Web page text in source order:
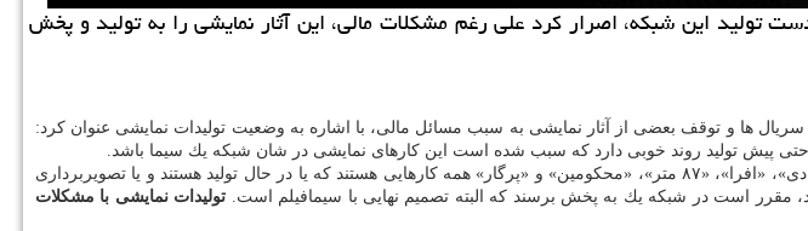
تولید این شبكه، اصرار كرد علی رغم مشكلات مالی، این آثار نمایشی را به تولید و پخش
سریال ها و توقف بعضی از آثار نمایشی به سبب مسائل مالی، با اشاره به وضعیت تولیدات نمایشی عنوان كرد:
حتی پیش تولید روند خوبی دارد كه سبب شده است این كارهای نمایشی در شان شبكه یك سیما باشد.
وی با اشاره به مجموعه های در حال تولید این شبكه اظهار داشت: مجموعه های «نون. خ»، «پایتخت»، «پس از آزادی»، «افرا»، «۸۷ متر»، «محكومین» و «پرگار» همه كارهایی هستند كه یا در حال تولید هستند و یا تصویربرداری
مقرر است در شبكه یك به پخش برسند كه البته تصمیم نهایی با سیمافیلم است. تولیدات نمایشی با مشكلات